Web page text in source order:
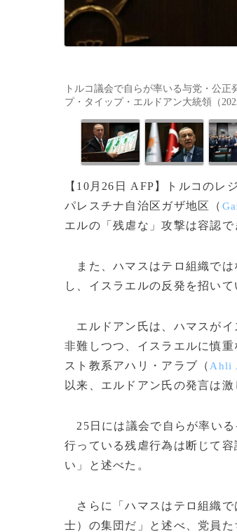
トルコ議会で自らが率いる与党・公
プ・タイップ・エルドアン大統領（
【10月26日 AFP】トルコのレ
パレスチナ自治区ガザ地区（
エルの「残虐な」攻撃は容認
また、ハマスはテロ組織では
し、イスラエルの反発を招いて
エルドアン氏は、ハマスがイ
非難しつつ、イスラエルに慎
スト教系アハリ・アラブ（ Ahli
以来、エルドアン氏の発言は激
25日には議会で自らが率いる
行っている残虐行為は断じて
い」と述べた。
さらに「ハマスはテロ組織で
士）の集団だ」と述べ、党員た